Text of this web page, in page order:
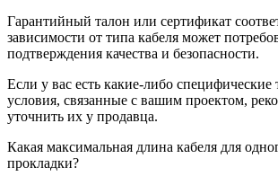
Гарантийный талон или сертификат
зависимости от типа кабеля может
подтверждения качества и безопасности.
Если у вас есть какие-либо специфические
условия, связанные с вашим проектом,
уточнить их у продавца.
Какая максимальная длина кабеля для
прокладки?